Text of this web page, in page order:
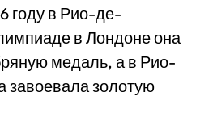
году в Рио-де-
в Лондоне она
медаль, а в Рио-
золотую